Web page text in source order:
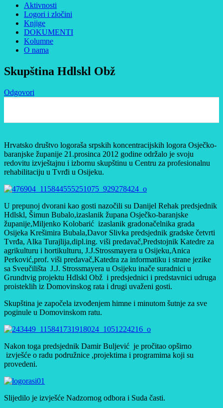
Aktivnosti
Logori i zločini
Knjige
DOKUMENTI
Kolumne
O nama
Skupština Hdlskl Obž
Odgovori
Hrvatsko društvo logoraša srpskih koncentracijskih logora Osječko-
baranjske županije 21.prosinca 2012 godine održalo je svoju
redovitu izvještajnu i izbornu skupštinu u Centru za profesionalnu
rehabilitaciju u Tvrđi u Osijeku.
U prepunoj dvorani kao gosti nazočili su Danijel Rehak predsjednik
Hdlskl, Šimun Bubalo,izaslanik župana Osječko-baranjske
županije,Miljenko Kolobarić izaslanik gradonačelnika grada
Osijeka Krešimira Bubala,Davor Slivka predsjednik gradske četvrti
Tvrđa, Alka Turajlija,dipl.ing. viši predavač,Predstojnik Katedre za
agrikulturu i hortikulturu, J.J.Strossmayera u Osijeku,Anica
Perković,prof. viši predavač,Katedra za informatiku i strane jezike
sa Sveučilišta J.J. Strossmayera u Osijeku inače suradnici u
Grundtvig projektu Hdlskl Obž i predsjednici i predstavnici udruga
proisteklih iz Domovinskog rata i drugi uvaženi gosti.
Skupština je započela izvođenjem himne i minutom šutnje za sve
poginule u Domovinskom ratu.
Nakon toga predsjednik Damir Buljević je pročitao opširno
izvješće o radu podružnice ,projektima i programima koji su
provedeni.
Slijedilo je izvješće Nadzornog odbora i Suda časti.